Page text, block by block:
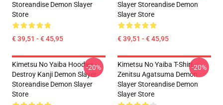
Storeandise Demon Slayer
Store
€ 39,51 - € 45,95
Slayer Storeandise Demon
Slayer Store
€ 39,51 - € 45,95
Kimetsu No Yaiba Hoodies -
Destroy Kanji Demon Slayer
Storeandise Demon Slayer
Store
-20%
Kimetsu No Yaiba T-Shirt -
Zenitsu Agatsuma Demon
Slayer Storeandise Demon
Slayer Store
-20%